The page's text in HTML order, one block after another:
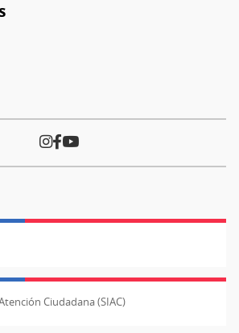
Ciudadana (SIAC)